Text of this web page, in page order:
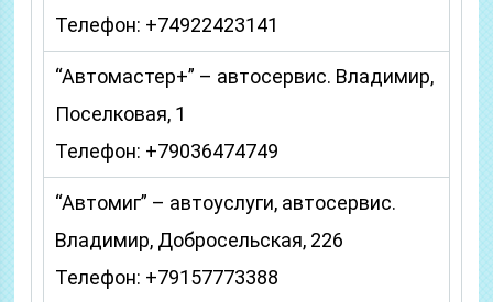
Телефон: +74922423141
“Автомастер+” – автосервис. Владимир,
Поселковая, 1
Телефон: +79036474749
“Автомиг” – автоуслуги, автосервис.
Владимир, Добросельская, 226
Телефон: +79157773388